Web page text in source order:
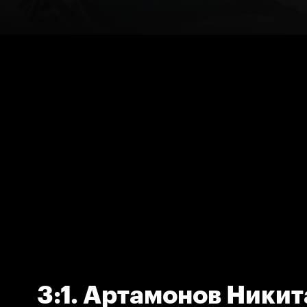
3:1. Артамонов